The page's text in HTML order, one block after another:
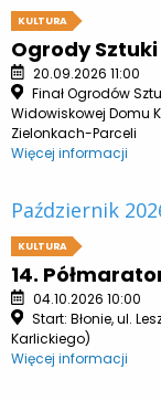
KULTURA
Ogrody Sztuki
20.09.2026 11:00
Finał Ogrodów
Widowiskowej Domu
Zielonkach-Parceli
Więcej informacji
Październik
KULTURA
14.
04.10.2026 10:00
Start: Błonie, ul.
Karlickiego)
Więcej informacji